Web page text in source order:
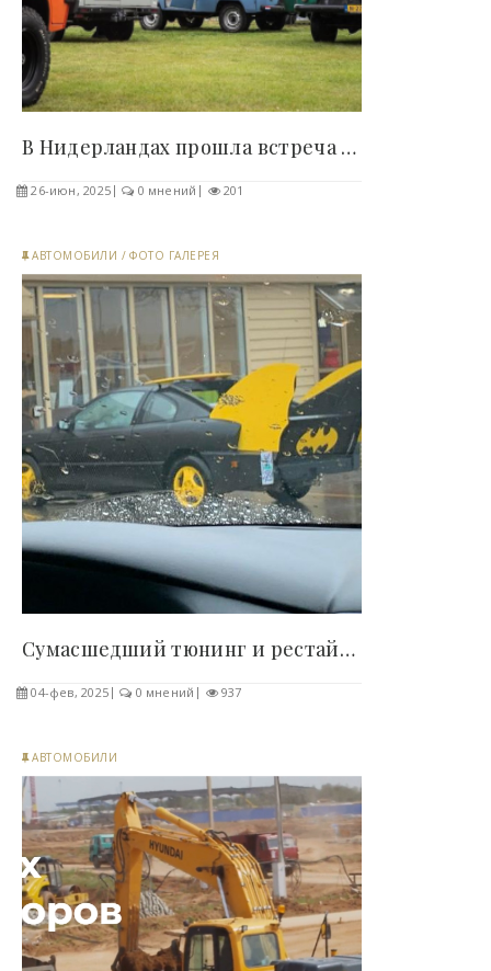
В Нидерландах прошла встреча фанатов «Буханки» (6..
26-июн, 2025 0 мнений 201
АВТОМОБИЛИ /ФОТО ГАЛЕРЕЯ
Сумасшедший тюнинг и рестайлинг (15 фото) -..
04-фев, 2025 0 мнений 937
АВТОМОБИЛИ